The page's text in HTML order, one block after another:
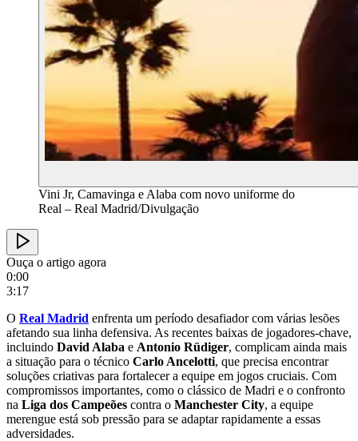
Vini Jr, Camavinga e Alaba com novo uniforme do
Real – Real Madrid/Divulgação
Ouça o artigo agora
0:00
3:17
O Real Madrid enfrenta um período desafiador com várias lesões
afetando sua linha defensiva. As recentes baixas de jogadores-chave,
incluindo David Alaba e Antonio Rüdiger, complicam ainda mais
a situação para o técnico Carlo Ancelotti, que precisa encontrar
soluções criativas para fortalecer a equipe em jogos cruciais. Com
compromissos importantes, como o clássico de Madri e o confronto
na Liga dos Campeões contra o Manchester City, a equipe
merengue está sob pressão para se adaptar rapidamente a essas
adversidades.